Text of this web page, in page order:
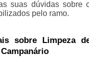
suas dúvidas sobre
pelo ramo.
sobre Limpeza